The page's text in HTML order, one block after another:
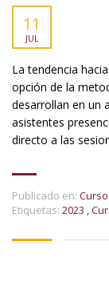
11
JUL
La tendencia
opción de la
desarrollan en un
asistentes
directo a las
Publicado en:
Etiquetas: 2023 ,